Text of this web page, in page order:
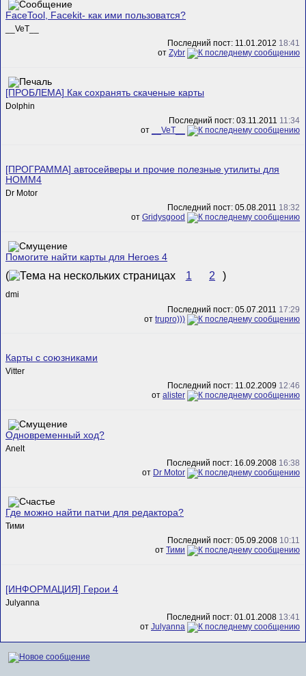
FaceTool, Facekit- как ими пользоватся?
__VeT__
Последний пост: 11.01.2012 18:41
от Zybr
[ПРОБЛЕМА] Как сохранять скаченые карты
Dolphin
Последний пост: 03.11.2011 11:34
от
__VeT__
[ПРОГРАММА] автосейверы и прочие полезные утилиты для
HOMM4
Dr Motor
Последний пост: 05.08.2011 18:32
от Gridysgood
Помогите найти карты для Heroes 4
( 1 2 )
dmi
Последний пост: 05.07.2011 17:29
от trupro)))
Карты с союзниками
Vitter
Последний пост: 11.02.2009 12:46
от alister
Одновременный ход?
Anelt
Последний пост: 16.09.2008 16:38
от Dr Motor
Где можно найти патчи для редактора?
Тими
Последний пост: 05.09.2008 10:11
от Тими
[ИНФОРМАЦИЯ] Герои 4
Julyanna
Последний пост: 01.01.2008 13:41
от Julyanna